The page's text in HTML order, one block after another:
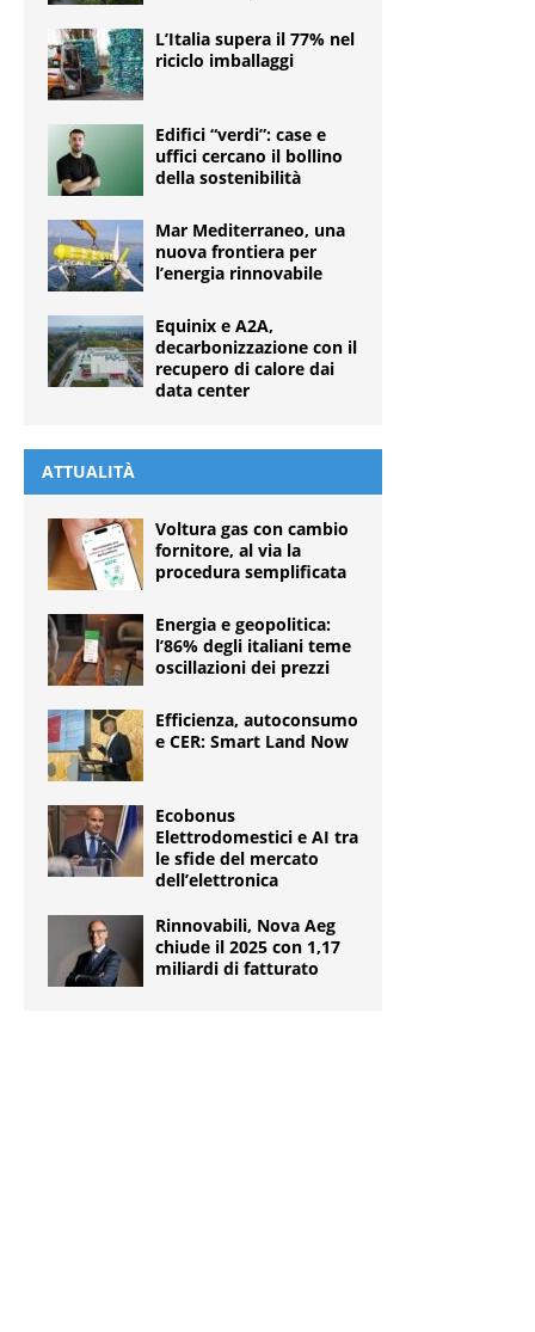
L’Italia supera il 77% nel
riciclo imballaggi
Edifici “verdi”: case e
uffici cercano il bollino
della sostenibilità
Mar Mediterraneo, una
nuova frontiera per
l’energia rinnovabile
Equinix e A2A,
decarbonizzazione con il
recupero di calore dai
data center
ATTUALITÀ
Voltura gas con cambio
fornitore, al via la
procedura semplificata
Energia e geopolitica:
l’86% degli italiani teme
oscillazioni dei prezzi
Efficienza, autoconsumo
e CER: Smart Land Now
Ecobonus
Elettrodomestici e AI tra
le sfide del mercato
dell’elettronica
Rinnovabili, Nova Aeg
chiude il 2025 con 1,17
miliardi di fatturato